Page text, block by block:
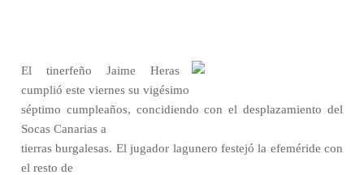
El tinerfeño Jaime Heras
cumplió este viernes su vigésimo
séptimo cumpleaños, concidiendo con el desplazamiento del
Socas Canarias a
tierras burgalesas. El jugador lagunero festejó la efeméride con
el resto de